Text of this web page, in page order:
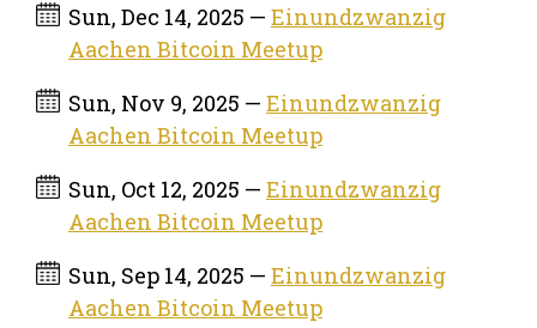
Sun, Dec 14, 2025 — Einundzwanzig
Aachen Bitcoin Meetup
Sun, Nov 9, 2025 — Einundzwanzig
Aachen Bitcoin Meetup
Sun, Oct 12, 2025 — Einundzwanzig
Aachen Bitcoin Meetup
Sun, Sep 14, 2025 — Einundzwanzig
Aachen Bitcoin Meetup